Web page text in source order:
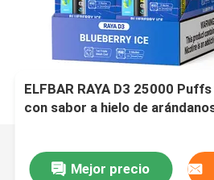
ELFBAR RAYA D3 25000
con sabor a hielo de
Mejor precio